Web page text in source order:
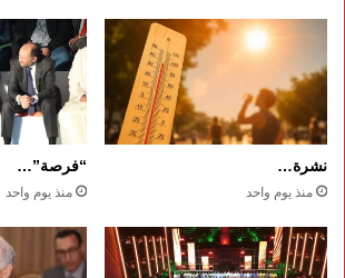
نشرة…
منذ يوم واحد
“فرصة”…
منذ يوم واحد